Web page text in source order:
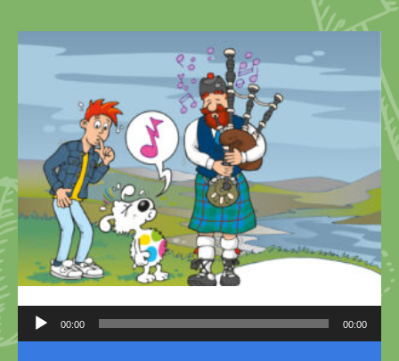
Audio-
Player
00:00 00:00